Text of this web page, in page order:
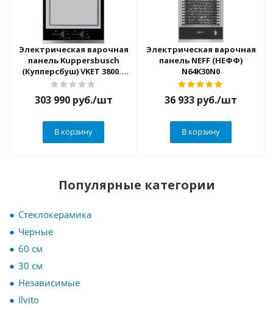
Электрическая варочная
панель Kuppersbusch
(Купперсбуш) VKET 3800.0
SR
303 990руб./шт
В корзину
Электрическая варочная
панель NEFF (НЕФФ)
N64K30N0
36 933 руб./шт
В корзину
Популярные категории
Стеклокерамика
Черные
60 см
30 см
Независимые
Ilvito